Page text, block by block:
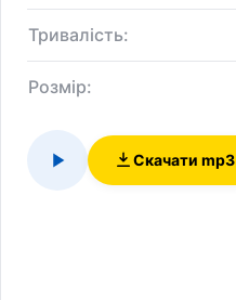
Тривалість:
Розмір:
Скачати mp3